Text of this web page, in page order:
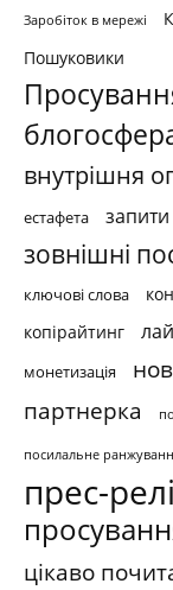
Заробіток в мережі
Пошуковики
внутрішня
естафета запити
зовнішні
ключові слова
копірайтинг
монетизація
партнерка
посилальне
прес-
цікаво